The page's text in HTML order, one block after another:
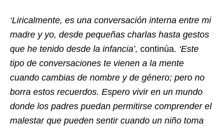
‘Liricalmente, es una conversación interna entre mi
madre y yo, desde pequeñas charlas hasta gestos
que he tenido desde la infancia’, continúa. ‘Este
tipo de conversaciones te vienen a la mente
cuando cambias de nombre y de género; pero no
borra estos recuerdos. Espero vivir en un mundo
donde los padres puedan permitirse comprender el
malestar que pueden sentir cuando un niño toma